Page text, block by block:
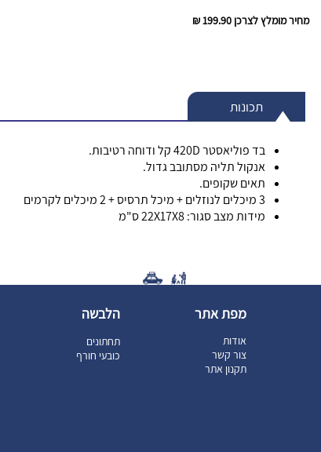
מחיר מומלץ לצרכן 199.90 ₪
תכונות
בד פוליאסטר 420D קל ודוחה רטיבות.
אנקול תליה מסתובב גדול.
תאים שקופים.
3 מיכלים לנוזלים + מיכל תרסיס + 2 מיכלים לקרמים
מידות מצב סגור: 22X17X8 ס"מ
מפת אתר
אודות
צור קשר
תקנון אתר
הלבשה
תחתונים
כובעי חורף